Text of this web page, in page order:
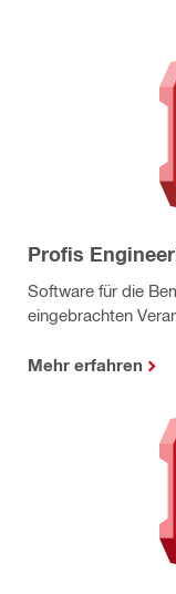
Profis
Software für die
eingebrachten
Mehr erfahren